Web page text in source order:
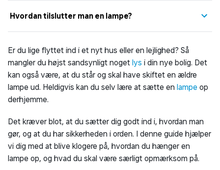
Hvordan tilslutter man en lampe?
Er du lige flyttet ind i et nyt hus eller en lejlighed? Så
mangler du højst sandsynligt noget lys i din nye bolig. Det
kan også være, at du står og skal have skiftet en ældre
lampe ud. Heldigvis kan du selv lære at sætte en lampe op
derhjemme.
Det kræver blot, at du sætter dig godt ind i, hvordan man
gør, og at du har sikkerheden i orden. I denne guide hjælper
vi dig med at blive klogere på, hvordan du hænger en
lampe op, og hvad du skal være særligt opmærksom på.